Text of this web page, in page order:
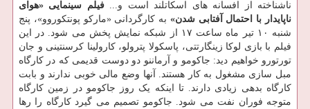
ناشناخته از افسانه های اسکاتلند است و...فیلم سینمایی «هوای
ناپایدار با احتمال آفتابی شدن» به کارگردانی «مارکو پونتکوروو»، پنج
شنبه ۱۰ تیر ماه ساعت ۱۷ از شبکه نمایش پخش می شود. در این
فیلم با بازی لوکا زینگارتتی، پاسکولا پترولو، کارولینا کرسنتینی و جان
تورتورو خواهیم دید: جاکومو و آرماننو دو دوست قدیمی که در کارگاه
مبل سازی مشغول به کار هستند. آنها وضع مالی خوبی ندارند و بابت
کارگاه بدهی زیادی دارند. تا اینکه یک روز جاکومو در زمین کارگاه
متوجه فوران نفت می شود. جاکومو تصمیم می گیرد کارگاه را رها